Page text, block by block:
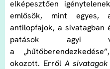
elképesztően
emlősök, mint egyes,
antilopfajok, a sivatagban
patások agyi
a
okozott. Erről A